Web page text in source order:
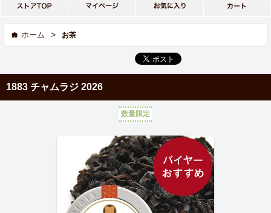
ホーム > お茶
1883 チャムラジ 2026
数量限定